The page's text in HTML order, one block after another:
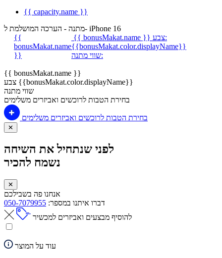
{{ capacity.name }}
מתנה - הערכה המושלמת ל- iPhone 16
{{
bonusMakat.name
}}
{{ bonusMakat.name }}
צבע:
{{bonusMakat.color.displayName}}
שווי מתנה:
{{ bonusMakat.name }}
צבע {{bonusMakat.color.displayName}}
שווי מתנה
בחירת הטבות לרוכשים ואביזרים משלימים
בחירת הטבות לרוכשים ואביזרים משלימים
✕
לפני שנתחיל את השיחה
נשמח להכיר
✕
אנחנו פה בשבילכם
דברו איתנו במספר: 050-7079955
להוסיף מבצעים ואביזרים למכשיר
עוד על המוצר